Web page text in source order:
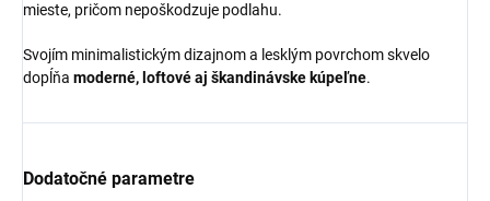
mieste, pričom nepoškodzuje podlahu.
Svojím minimalistickým dizajnom a lesklým povrchom skvelo
dopĺňa moderné, loftové aj škandinávske kúpeľne.
Dodatočné parametre